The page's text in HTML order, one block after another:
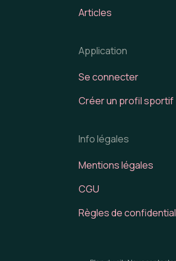
Articles
Application
Se connecter
Créer un profil sportif
Info légales
Mentions légales
CGU
Règles de